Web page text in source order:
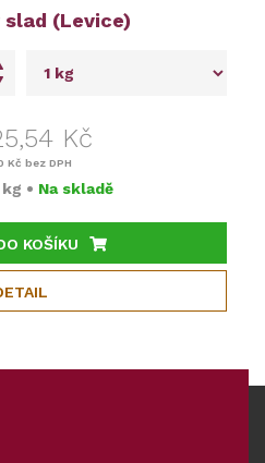
slad (Levice)
Kč
Kč bez DPH
kg • Na skladě
KOŠÍKU